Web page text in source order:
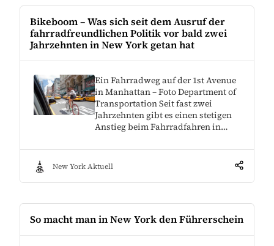
Bikeboom – Was sich seit dem Ausruf der
fahrradfreundlichen Politik vor bald zwei
Jahrzehnten in New York getan hat
Ein Fahrradweg auf der 1st Avenue
in Manhattan – Foto Department of
Transportation Seit fast zwei
Jahrzehnten gibt es einen stetigen
Anstieg beim Fahrradfahren in…
New York Aktuell
So macht man in New York den Führerschein